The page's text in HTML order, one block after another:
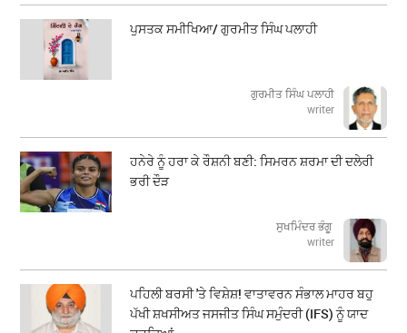
ਪੁਸਤਕ ਸਮੀਖਿਆ/ ਗੁਰਮੀਤ ਸਿੰਘ ਪਲਾਹੀ
ਗੁਰਮੀਤ ਸਿੰਘ ਪਲਾਹੀ
writer
ਹਨੇਰੇ ਨੂੰ ਹਰਾ ਕੇ ਰੌਸ਼ਨੀ ਬਣੀ: ਸਿਮਰਨ ਸ਼ਰਮਾ ਦੀ ਦਲੇਰੀ
ਭਰੀ ਦੌੜ
ਸੁਖਮਿੰਦਰ ਭੰਗੂ
writer
ਪਹਿਲੀ ਬਰਸੀ 'ਤੇ ਵਿਸ਼ੇਸ਼! ਵਾਤਾਵਰਨ ਸੰਭਾਲ ਮਾਹਰ ਬਹੁ
ਪੱਖੀ ਸ਼ਖਸੀਅਤ ਜਸਜੀਤ ਸਿੰਘ ਸਮੁੰਦਰੀ (IFS) ਨੂੰ ਯਾਦ